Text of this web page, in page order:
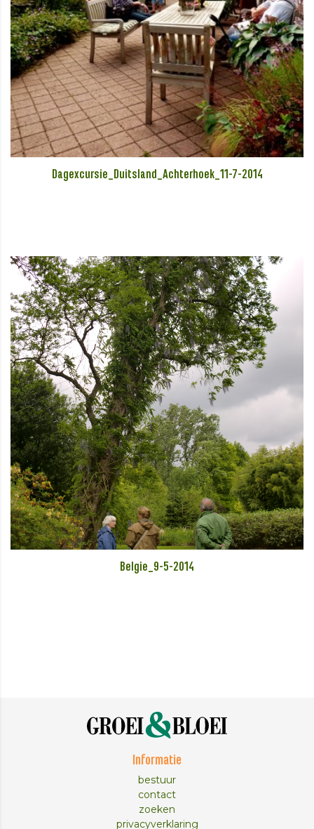
Dagexcursie_Duitsland_Achterhoek_11-7-2014
Belgie_9-5-2014
Informatie
bestuur
contact
zoeken
privacyverklaring